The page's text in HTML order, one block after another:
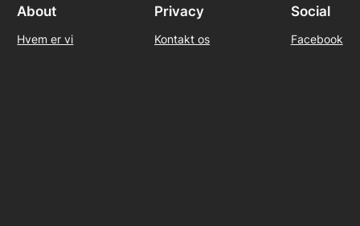
About
Hvem er vi
Privacy
Kontakt os
Social
Facebook